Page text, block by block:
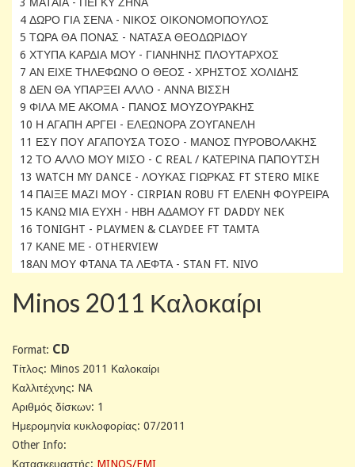
4 ΔΩΡΟ ΓΙΑ ΣΕΝΑ - ΝΙΚΟΣ ΟΙΚΟΝΟΜΟΠΟΥΛΟΣ
5 ΤΩΡΑ ΘΑ ΠΟΝΑΣ - ΝΑΤΑΣΑ ΘΕΟΔΩΡΙΔΟΥ
6 ΧΤΥΠΑ ΚΑΡΔΙΑ ΜΟΥ - ΓΙΑΝΗΝΗΣ ΠΛΟΥΤΑΡΧΟΣ
7 ΑΝ ΕΙΧΕ ΤΗΛΕΦΩΝΟ Ο ΘΕΟΣ - ΧΡΗΣΤΟΣ ΧΟΛΙΔΗΣ
8 ΔΕΝ ΘΑ ΥΠΑΡΞΕΙ ΑΛΛΟ - ΑΝΝΑ ΒΙΣΣΗ
9 ΦΙΛΑ ΜΕ ΑΚΟΜΑ - ΠΑΝΟΣ ΜΟΥΖΟΥΡΑΚΗΣ
10 Η ΑΓΑΠΗ ΑΡΓΕΙ - ΕΛΕΩΝΟΡΑ ΖΟΥΓΑΝΕΛΗ
11 ΕΣΥ ΠΟΥ ΑΓΑΠΟΥΣΑ ΤΟΣΟ - ΜΑΝΟΣ ΠΥΡΟΒΟΛΑΚΗΣ
12 ΤΟ ΑΛΛΟ ΜΟΥ ΜΙΣΟ - C REAL / ΚΑΤΕΡΙΝΑ ΠΑΠΟΥΤΣΗ
13 WATCH MY DANCE - ΛΟΥΚΑΣ ΓΙΩΡΚΑΣ FT STERO MIKE
14 ΠΑΙΞΕ ΜΑΖΙ ΜΟΥ - CIRPIAN ROBU FT ΕΛΕΝΗ ΦΟΥΡΕΙΡΑ
15 ΚΑΝΩ ΜΙΑ ΕΥΧΗ - ΗΒΗ ΑΔΑΜΟΥ FT DADDY NEK
16 TONIGHT - PLAYMEN & CLAYDEE FT ΤΑΜΤΑ
17 ΚΑΝΕ ΜΕ - OTHERVIEW
18ΑΝ ΜΟΥ ΦΤΑΝΑ ΤΑ ΛΕΦΤΑ - STAN FT. NIVO
Minos 2011 Καλοκαίρι
Format: CD
Tίτλος: Minos 2011 Καλοκαίρι
Καλλιτέχνης: NA
Αριθμός δίσκων: 1
Ημερομηνία κυκλοφορίας: 07/2011
Other Info:
Κατασκευαστής: MINOS/EMI